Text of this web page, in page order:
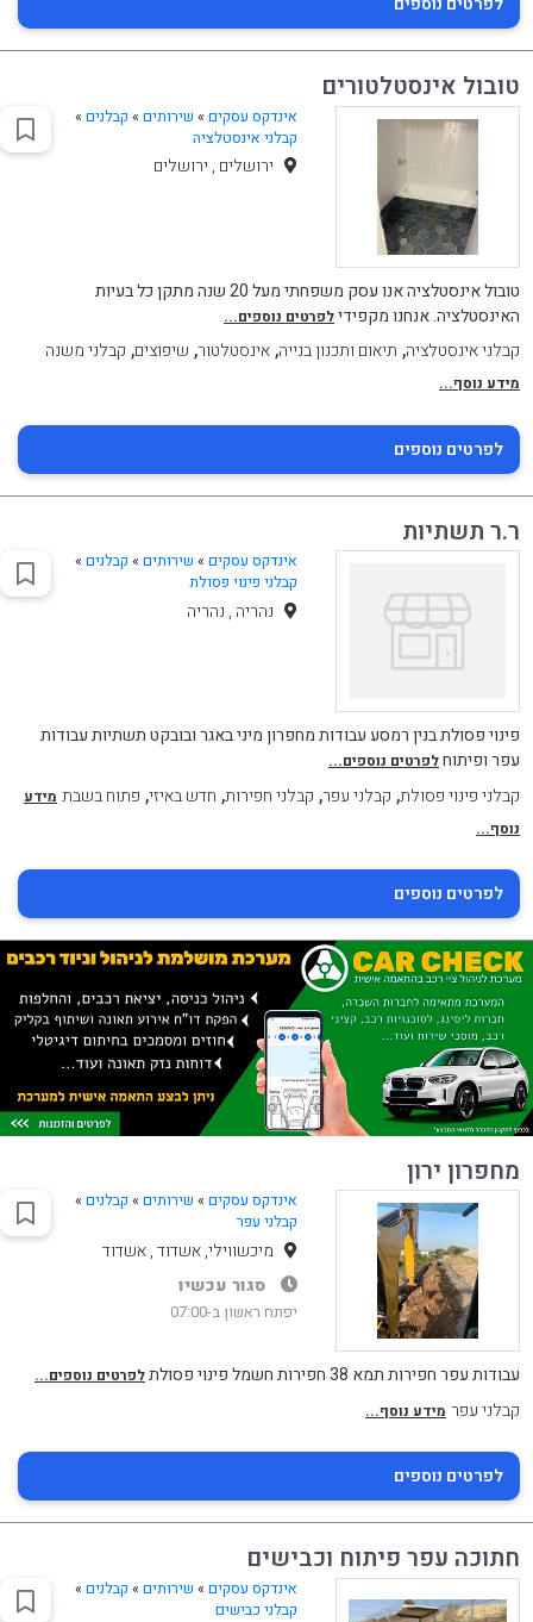
טובול אינסטלטורים
אינדקס עסקים » שירותים» קבלנים»
קבלני אינסטלציה
ירושלים , ירושלים
טובול אינסטלציה אנו עסק משפחתי מעל 20 שנה מתקן כל בעיות
האינסטלציה. אנחנו מקפידילפרטים נוספים...
קבלני אינסטלציה, תיאום ותכנון בנייה,אינסטלטור, שיפוצים, קבלני משנה
מידע נוסף...
לפרטים נוספים
ר.ר תשתיות
אינדקס עסקים » שירותים» קבלנים»
קבלני פינוי פסולת
נהריה , נהריה
פינוי פסולת בנין רמסע עבודות מחפרון מיני באגר ובובקט תשתיות עבודות
עפר ופיתוחלפרטים נוספים...
קבלני פינוי פסולת, קבלני עפר, קבלני חפירות, חדש באיזי, פתוח בשבת מידע
נוסף...
לפרטים נוספים
מחפרון ירון
אינדקס עסקים » שירותים» קבלנים»
קבלני עפר
מיכשווילי, אשדוד , אשדוד
סגור עכשיו
יפתח ראשון ב-07:00
עבודות עפר חפירות תמא 38 חפירות חשמל פינוי פסולת לפרטים נוספים...
קבלני עפר מידע נוסף...
לפרטים נוספים
חתוכה עפר פיתוח וכבישים
אינדקס עסקים » שירותים» קבלנים»
קבלני כבישים